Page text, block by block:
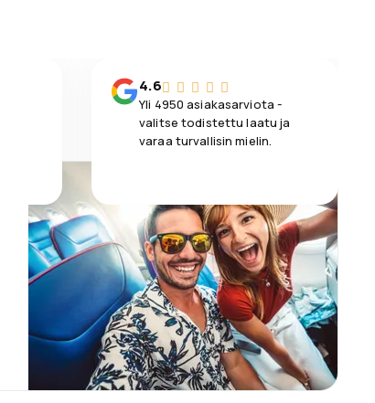
4.6
Yli 4950 asiakasarviota -
valitse todistettu laatu ja
varaa turvallisin mielin.